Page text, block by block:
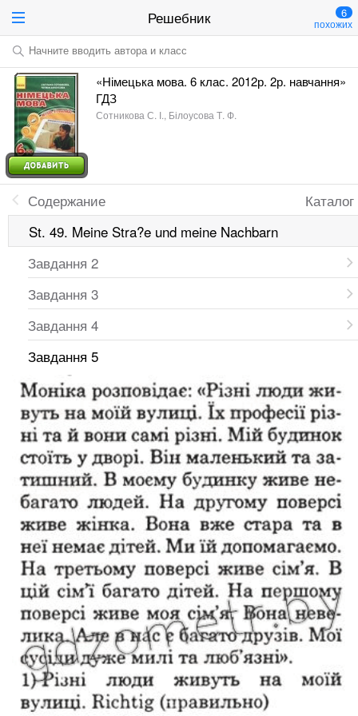
Решебник 6
похожих
Начните вводить автора и класс
«Німецька мова. 6 клас. 2012р. 2р. навчання»
ГДЗ
Сотникова С. І., Білоусова Т. Ф.
Каталог
Содержание
St. 49. Meine Stra?e und meine Nachbarn
Завдання 2
Завдання 3
Завдання 4
Завдання 5